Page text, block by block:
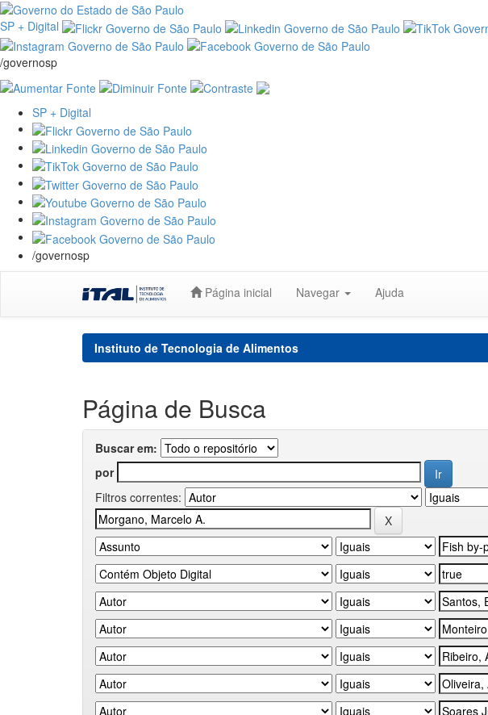
SP + Digital
/governosp
SP + Digital
/governosp
Página inicial Navegar Ajuda
Instituto de Tecnologia de Alimentos
Página de Busca
Buscar em:
por
Filtros correntes: